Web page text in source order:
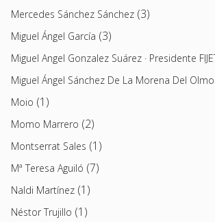
Mercedes Sánchez Sánchez (3)
Miguel Ángel García (3)
Miguel Angel Gonzalez Suárez · Presidente
Miguel Ángel Sánchez De La Morena Del Olmo
Moio (1)
Momo Marrero (2)
Montserrat Sales (1)
Mª Teresa Aguiló (7)
Naldi Martínez (1)
Néstor Trujillo (1)